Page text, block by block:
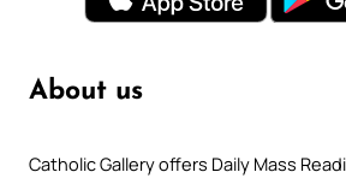
About us
Catholic Gallery offers Daily Mass